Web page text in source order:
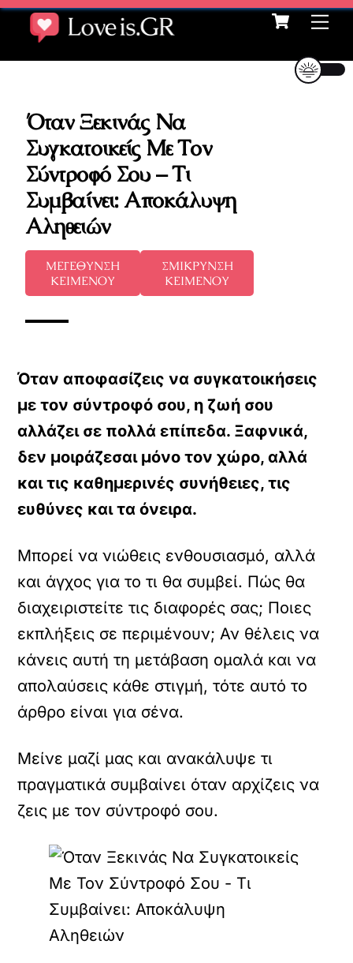
Skip
content
Cart
Όταν Ξεκινάς Να
Συγκατοικείς Με Τον
Σύντροφό Σου – Τι
Συμβαίνει: Αποκάλυψη
Αληθειών
ΜΕΓΕΘΥΝΣΗ
ΚΕΙΜΕΝΟΥ
ΣΜΙΚΡΥΝΣΗ
ΚΕΙΜΕΝΟΥ
Όταν αποφασίζεις να συγκατοικήσεις
με τον σύντροφό σου, η ζωή σου
αλλάζει σε πολλά επίπεδα. Ξαφνικά,
δεν μοιράζεσαι μόνο τον χώρο, αλλά
και τις καθημερινές συνήθειες, τις
ευθύνες και τα όνειρα.
Μπορεί να νιώθεις ενθουσιασμό, αλλά
και άγχος για το τι θα συμβεί. Πώς θα
διαχειριστείτε τις διαφορές σας; Ποιες
εκπλήξεις σε περιμένουν; Αν θέλεις να
κάνεις αυτή τη μετάβαση ομαλά και να
απολαύσεις κάθε στιγμή, τότε αυτό το
άρθρο είναι για σένα.
Μείνε μαζί μας και ανακάλυψε τι
πραγματικά συμβαίνει όταν αρχίζεις να
ζεις με τον σύντροφό σου.